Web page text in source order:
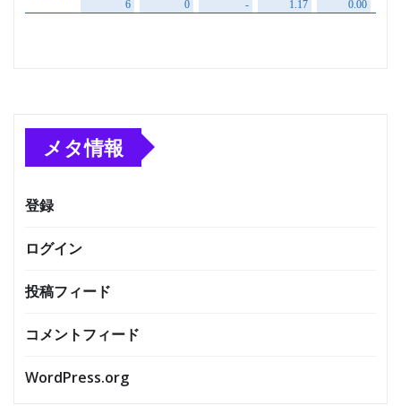
メタ情報
登録
ログイン
投稿フィード
コメントフィード
WordPress.org